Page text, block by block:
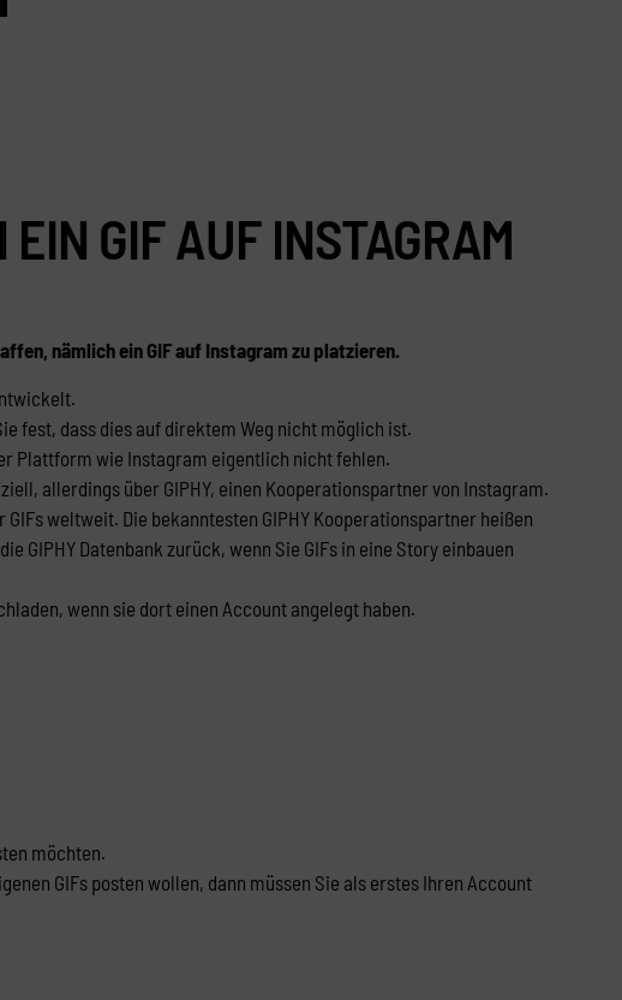
GIF AUF INSTAGRAM
nämlich ein GIF auf Instagram zu platzieren.
fest, dass dies auf direktem Weg nicht möglich ist.
Plattform wie Instagram eigentlich nicht fehlen.
allerdings über GIPHY, einen Kooperationspartner von Instagram.
weltweit. Die bekanntesten GIPHY Kooperationspartner heißen
GIPHY Datenbank zurück, wenn Sie GIFs in eine Story einbauen
wenn sie dort einen Account angelegt haben.
möchten.
GIFs posten wollen, dann müssen Sie als erstes Ihren Account